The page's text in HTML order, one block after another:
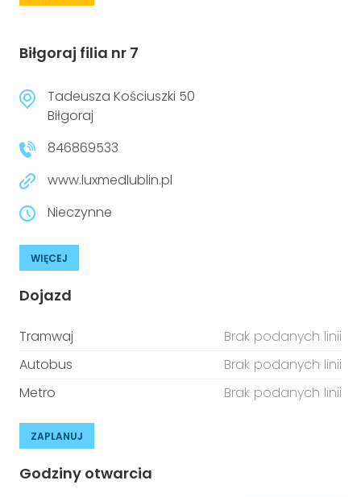
Biłgoraj filia nr 7
Tadeusza Kościuszki 50
Biłgoraj
846869533
www.luxmedlublin.pl
Nieczynne
WIĘCEJ
Dojazd
Tramwaj
Brak podanych linii
Autobus
Brak podanych linii
Metro
Brak podanych linii
ZAPLANUJ
Godziny otwarcia